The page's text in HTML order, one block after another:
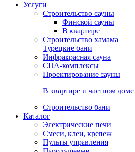
Услуги
Строительство сауны
Финской сауны
В квартире
Строительство хамама
Турецкие бани
Инфракрасная сауна
СПА-комплексы
Проектирование сауны
В квартире и частном доме
Строительство бани
Каталог
Электрические печи
Смеси, клеи, крепеж
Пульты управления